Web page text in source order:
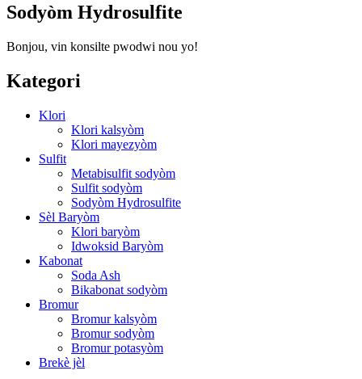
Sodyòm Hydrosulfite
Bonjou, vin konsilte pwodwi nou yo!
Kategori
Klori
Klori kalsyòm
Klori mayezyòm
Sulfit
Metabisulfit sodyòm
Sulfit sodyòm
Sodyòm Hydrosulfite
Sèl Baryòm
Klori baryòm
Idwoksid Baryòm
Kabonat
Soda Ash
Bikabonat sodyòm
Bromur
Bromur kalsyòm
Bromur sodyòm
Bromur potasyòm
Brekè jèl